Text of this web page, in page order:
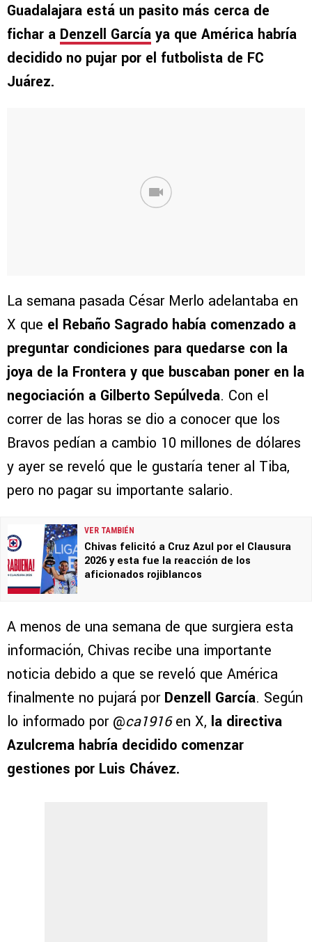
Guadalajara está un pasito más cerca de
fichar a Denzell García ya que América habría
decidido no pujar por el futbolista de FC
Juárez.
La semana pasada César Merlo adelantaba en
X que el Rebaño Sagrado había comenzado a
preguntar condiciones para quedarse con la
joya de la Frontera y que buscaban poner en la
negociación a Gilberto Sepúlveda. Con el
correr de las horas se dio a conocer que los
Bravos pedían a cambio 10 millones de dólares
y ayer se reveló que le gustaría tener al Tiba,
pero no pagar su importante salario.
VER TAMBIÉN
Chivas felicitó a Cruz Azul por el Clausura
2026 y esta fue la reacción de los
aficionados rojiblancos
A menos de una semana de que surgiera esta
información, Chivas recibe una importante
noticia debido a que se reveló que América
finalmente no pujará por Denzell García. Según
lo informado por @ca1916en X, la directiva
Azulcrema habría decidido comenzar
gestiones por Luis Chávez.